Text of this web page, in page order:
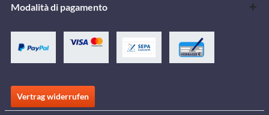
Modalità di pagamento
Vertrag widerrufen